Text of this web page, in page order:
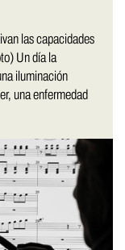
las capacidades
Un día la
iluminación
una enfermedad